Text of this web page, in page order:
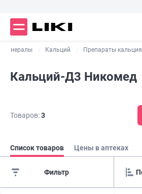
Минералы Кальций Препараты кальция
Кальций-Д3 Никомед
Товаров:3
Список товаров Цены в аптеках
Фильтр